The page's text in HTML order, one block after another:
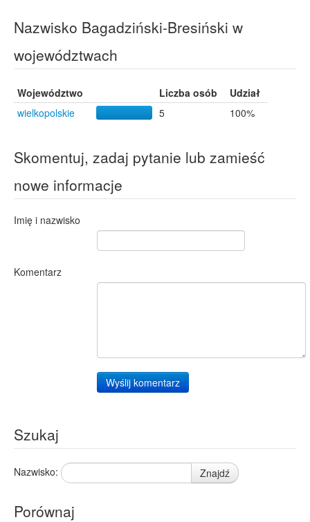
Nazwisko Bagadziński-Bresiński w
województwach
Województwo Liczba osób
Udział
wielkopolskie
5 100%
Skomentuj, zadaj pytanie lub zamieść
nowe informacje
Imię i nazwisko
Komentarz
Wyślij komentarz
Szukaj
Nazwisko: Znajdź
Porównaj